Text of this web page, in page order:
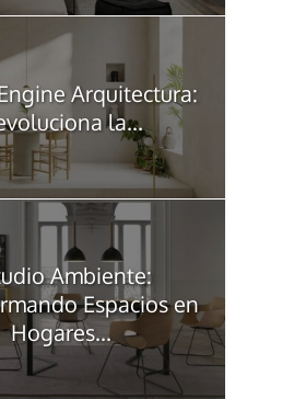
Arquitectura:
la...
Ambiente:
Espacios en
Hogares...